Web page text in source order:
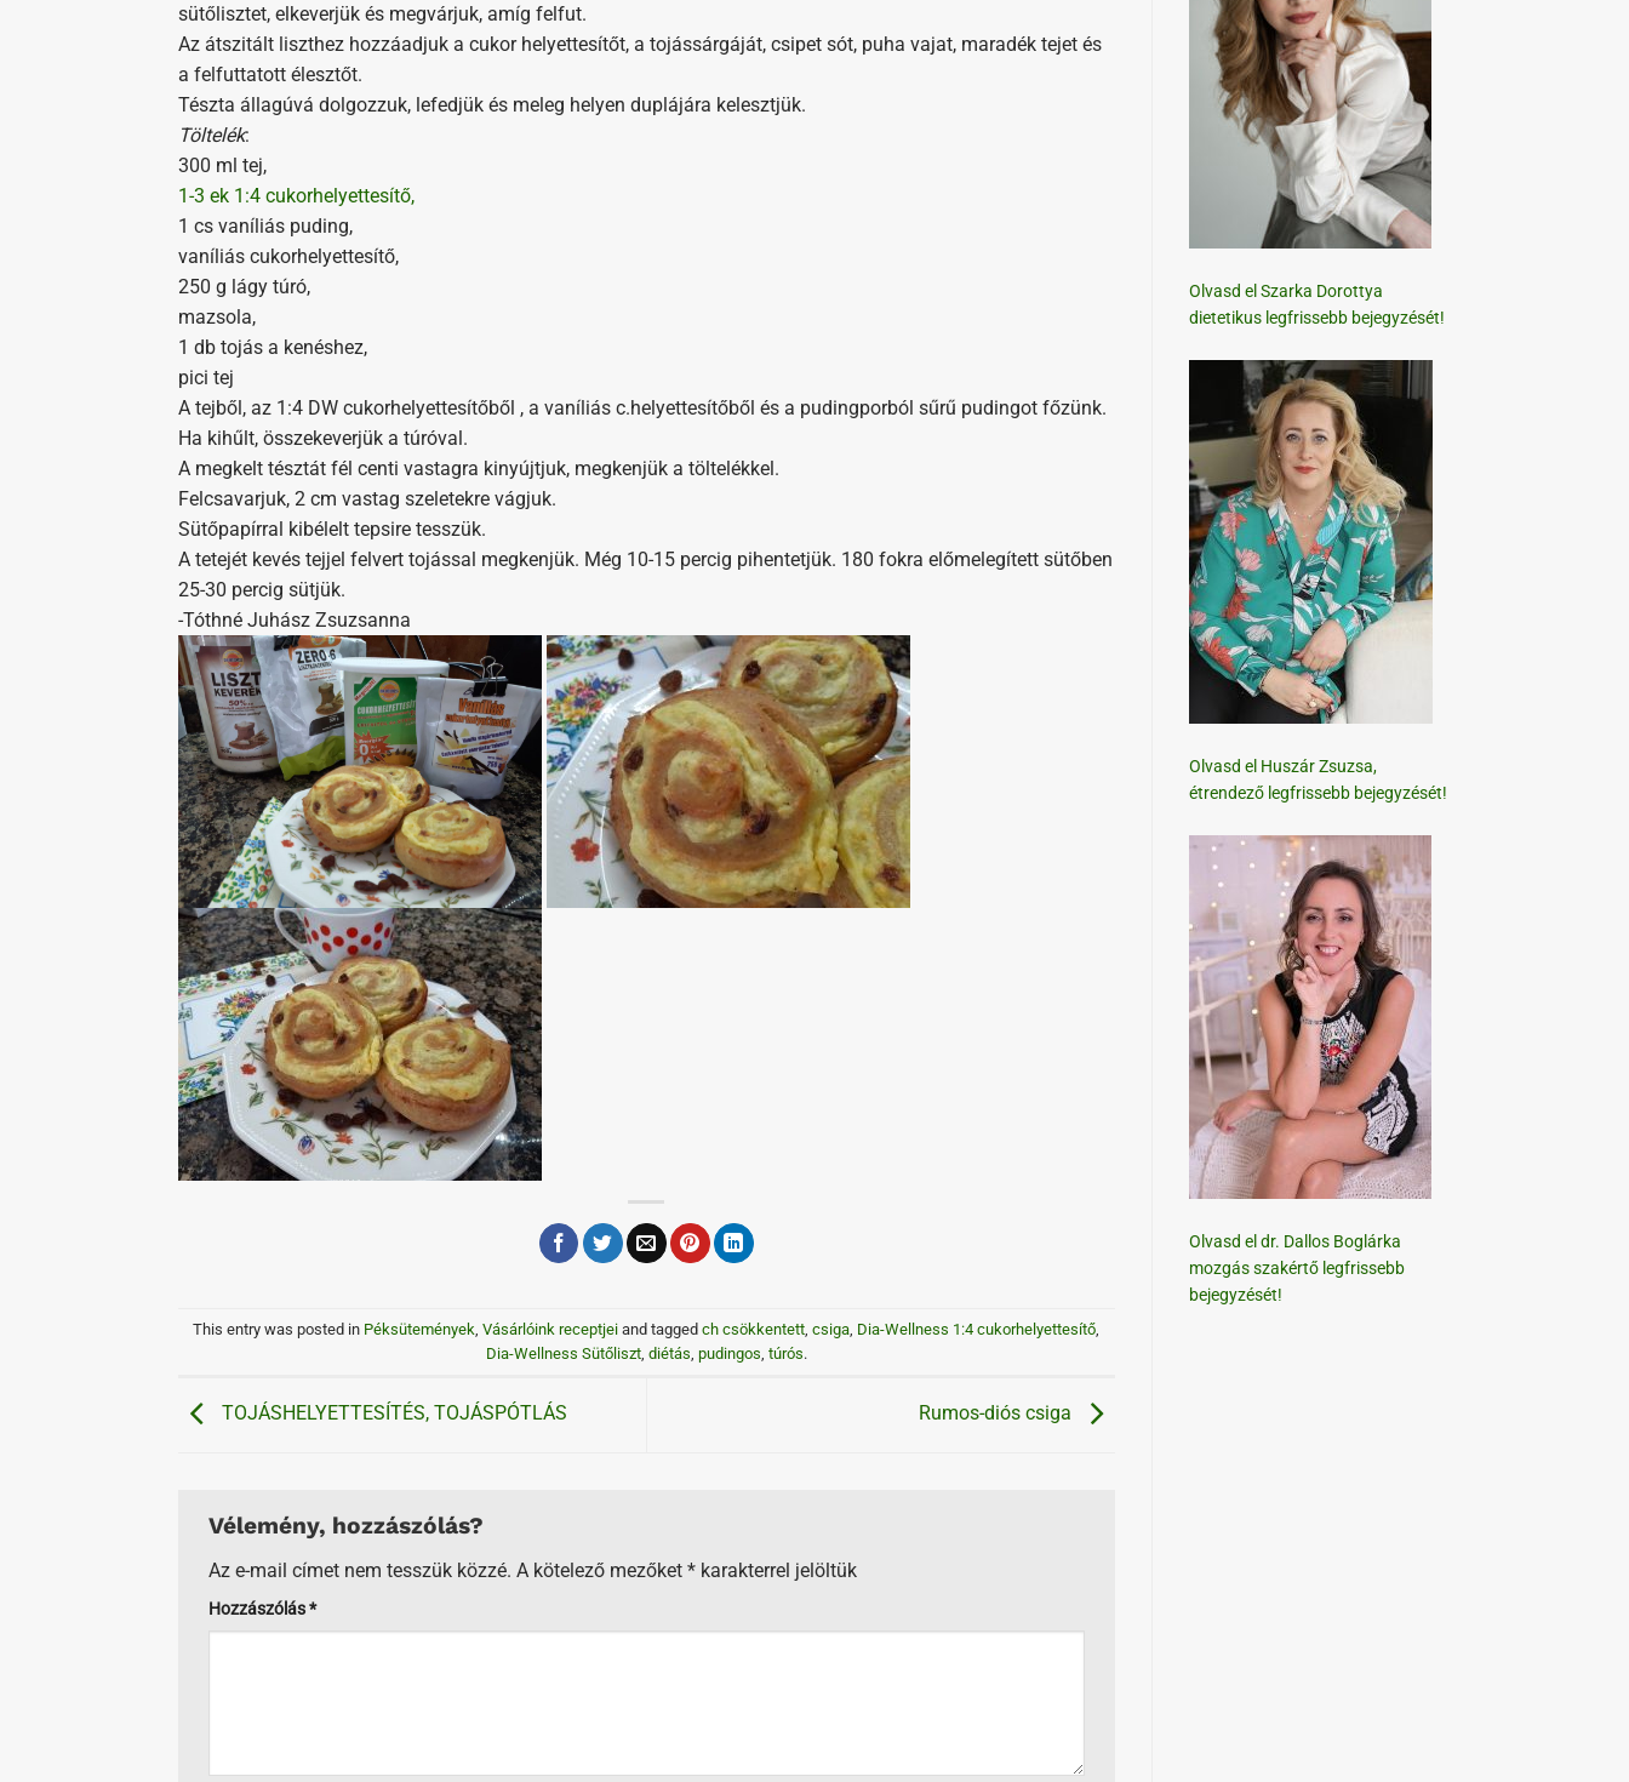
sütőlisztet, elkeverjük és megvárjuk, amíg felfut.
Az átszitált liszthez hozzáadjuk a cukor helyettesítőt, a tojássárgáját, csipet sót, puha vajat, maradék tejet és
a felfuttatott élesztőt.
Tészta állagúvá dolgozzuk, lefedjük és meleg helyen duplájára kelesztjük.
Töltelék:
300 ml tej,
1-3 ek 1:4 cukorhelyettesítő,
1 cs vaníliás puding,
vaníliás cukorhelyettesítő,
250 g lágy túró,
mazsola,
1 db tojás a kenéshez,
pici tej
A tejből, az 1:4 DW cukorhelyettesítőből , a vaníliás c.helyettesítőből és a pudingporból sűrű pudingot főzünk.
Ha kihűlt, összekeverjük a túróval.
A megkelt tésztát fél centi vastagra kinyújtjuk, megkenjük a töltelékkel.
Felcsavarjuk, 2 cm vastag szeletekre vágjuk.
Sütőpapírral kibélelt tepsire tesszük.
A tetejét kevés tejjel felvert tojással megkenjük. Még 10-15 percig pihentetjük. 180 fokra előmelegített sütőben
25-30 percig sütjük.
-Tóthné Juhász Zsuzsanna
This entry was posted in Péksütemények ,Vásárlóink receptjei and taggedch csökkentett ,csiga Dia-Wellness 1:4 cukorhelyettesítő
Dia-Wellness Sütőliszt, diétás pudingos túrós.
TOJÁSHELYETTESÍTÉS, TOJÁSPÓTLÁS Rumos-diós csiga
Vélemény, hozzászólás?
Az e-mail címet nem tesszük közzé. A kötelező mezőket * karakterrel jelöltük
Hozzászólás*
Olvasd el Szarka Dorottya
dietetikus legfrissebb bejegyzését!
Olvasd el Huszár Zsuzsa,
étrendező legfrissebb bejegyzését!
Olvasd el dr. Dallos Boglárka
mozgás szakértő legfrissebb
bejegyzését!